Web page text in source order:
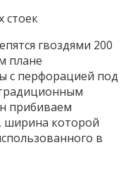
гвоздями 200
плане
с перфорацией под
прибиваем
ширина которой
в